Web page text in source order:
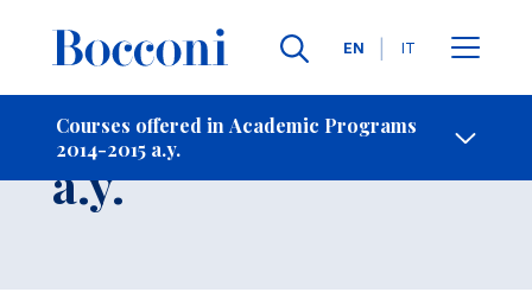
Languages
EN IT
Courses offered in Academic Programs
2014-2015 a.y.
- Contact Us
Course 2014-2015
a.y.